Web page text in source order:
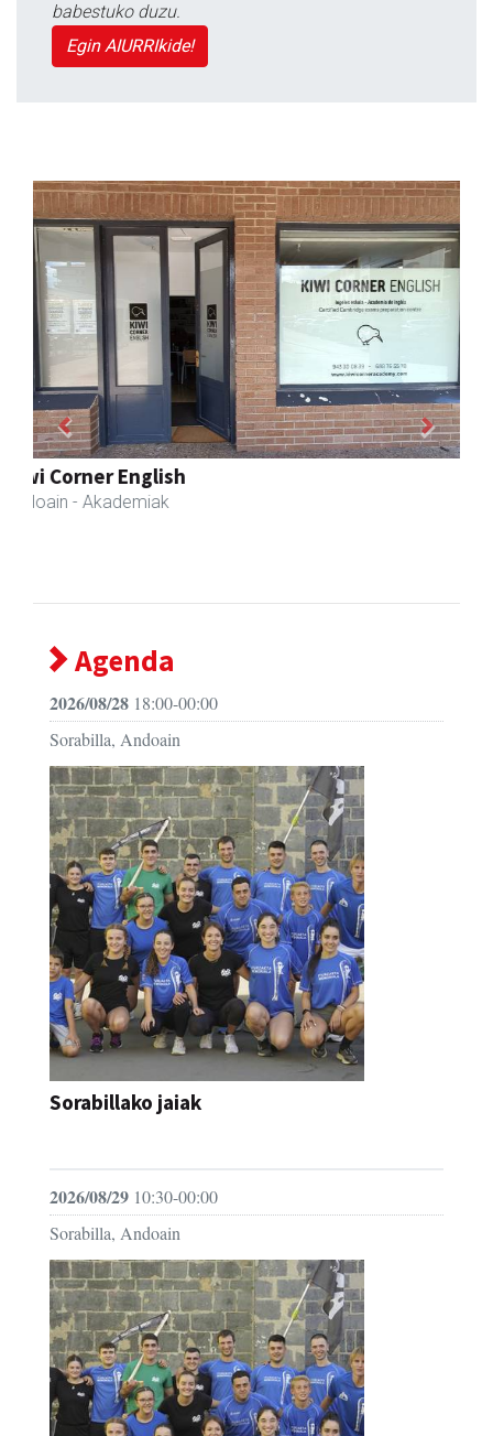
babestuko duzu.
Egin AIURRIkide!
Txindoki taberna
Andoain -
Previous Next
Agenda
2026/08/28 18:00-00:00
Sorabilla, Andoain
Sorabillako jaiak
2026/08/29 10:30-00:00
Sorabilla, Andoain